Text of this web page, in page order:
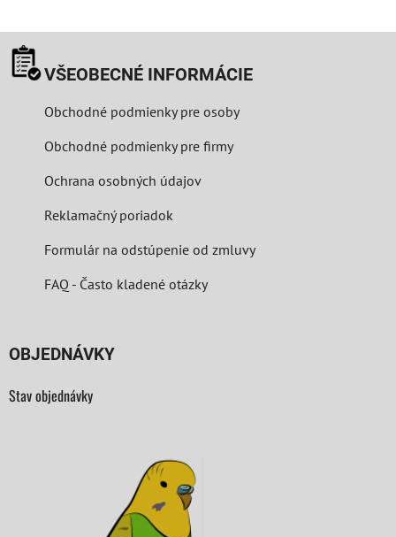
VŠEOBECNÉ INFORMÁCIE
Obchodné podmienky pre osoby
Obchodné podmienky pre firmy
Ochrana osobných údajov
Reklamačný poriadok
Formulár na odstúpenie od zmluvy
FAQ - Často kladené otázky
OBJEDNÁVKY
Stav objednávky